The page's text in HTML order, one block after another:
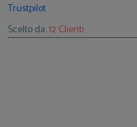
Trustpilot
Scelto da:12 Clienti